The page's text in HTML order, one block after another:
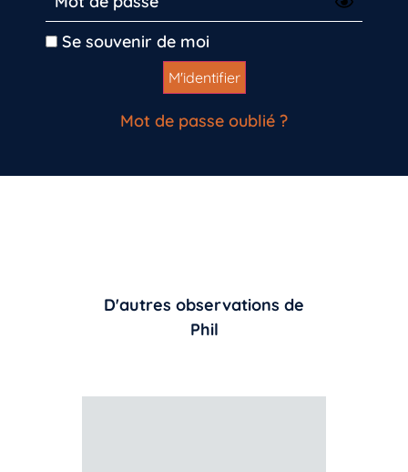
Se souvenir de moi
Mot de passe oublié ?
D'autres observations de
Phil